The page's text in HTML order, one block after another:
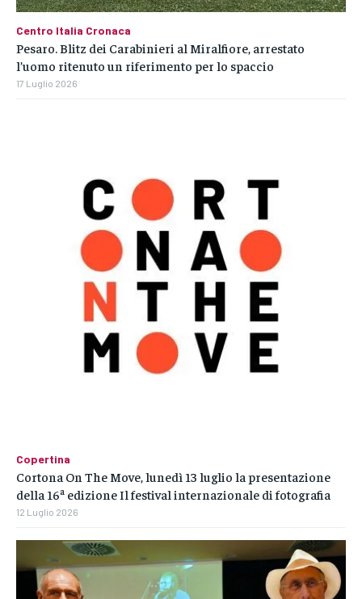
Centro Italia Cronaca
Pesaro. Blitz dei Carabinieri al Miralfiore, arrestato
l’uomo ritenuto un riferimento per lo spaccio
17 Luglio 2026
Copertina
Cortona On The Move, lunedì 13 luglio la presentazione
della 16ª edizione Il festival internazionale di fotografia
12 Luglio 2026